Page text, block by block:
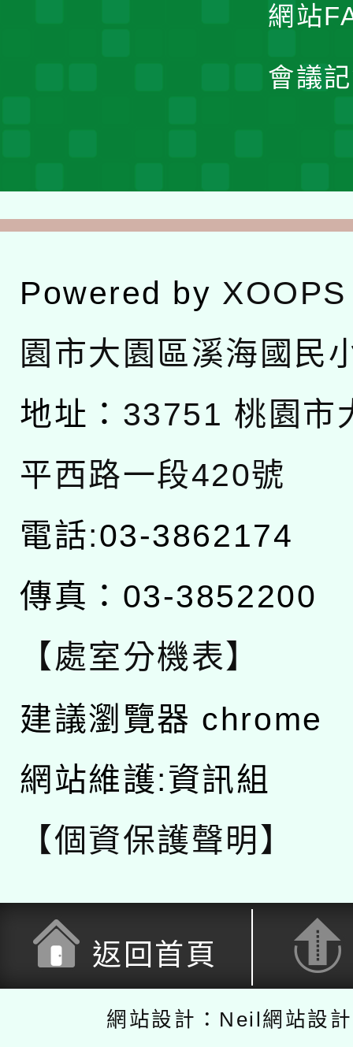
網站
會議
Powered by XOOPS
園市大園區溪海國民
地址： 33751 桃園市
平西路一段420號
電話:03-3862174
傳真：03-3852200
【處室分機表】
建議瀏覽器 chrome
網站維護:資訊組
【個資保護聲明】
返回首頁
網站設計：Neil網站設